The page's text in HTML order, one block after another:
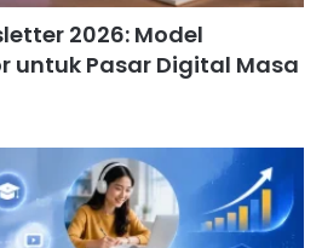
2026: Model
untuk Pasar Digital Masa